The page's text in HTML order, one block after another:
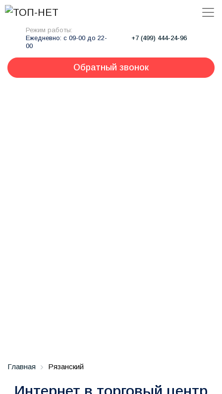
Режим работы:
Ежедневно: с 09-00 до 22-
00
+7 (499) 444-24-96
Обратный звонок
Главная Рязанский